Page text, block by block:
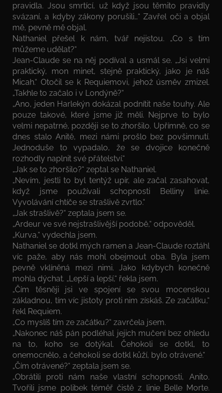
pravidla. Jsou smrtící, už když jsou těmito pravidly
svázaní, a kdyby zákony porušili…“ Zavřel oči a objal
mě, pevně mě objal.
Nathaniel přešel k nám, tvář nejistou. „Co s tím
můžeme udělat?“
Jean-Claude se na něj podíval a usmál se. „Jsi velmi
praktický, mon minet, stejně praktický, jako je náš
Micah.“ Otočil se k Requiemovi, jehož úsměv zmizel.
„Takhle to začalo i v Londýně?“
„Ano, jeden Harlekýn dokázal podnítit naše touhy. Ale
pouze takové, které jsme již měli. Nejprve to bylo
velmi nepatrné, později se to zhoršilo. Upřímně, co se
dnes stalo Anitě, mezi námi prošlo bez povšimnutí.
Jednoduše to vypadalo, že se dvojice konečně
rozhodly naplnit své přátelství.“
„Jak se to zhoršilo?“ zeptal se Nathaniel.
„Nevím, jestli to byl tentýž upír, ale začal zasahovat,
když jsme používali schopnosti Belliny linie.
Vyvolávání chtíče se strašlivě zvrtlo.“
„Jak strašlivě?“ zeptala jsem se.
„Ardeur ve své nejstrašlivější podobě,“ odpověděl.
„Kurva,“ vydechla jsem.
Nathaniel se dotkl mých ramen a Jean-Claude roztáhl
víc paže, aby nás mohl obejmout oba. Byla jsem
pevně vklíněná mezi nimi. Jako kdybych konečně
mohla dýchat. „Lepší a lepší,“ řekla jsem.
„Čím těsněji jsi ve spojení se svou mocenskou
základnou, tím víc jistoty proti nim získáš. Ze začátku,“
řekl Requiem.
„Co myslíš tím ze začátku?“ zavrčela jsem.
„Nakonec náš pán podléhal jejich mučení bez ohledu
na to, koho se dotýkal. Čehokoli se dotkl, to
onemocnělo, a čehokoli se dotkl kůží, bylo otrávené.“
„Čím otrávené?“ zeptala jsem se.
„Obrátili proti nám naše vlastní schopnosti, Anito.
Tvořili jsme polibek téměř čistě z linie Belle Morte.